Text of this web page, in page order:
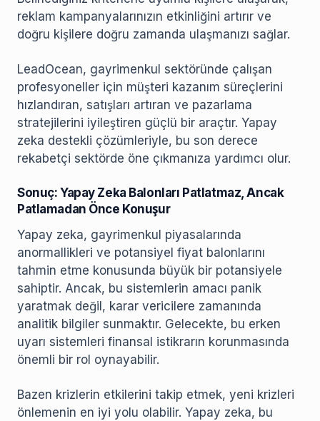
reklam kampanyalarınızın etkinliğini artırır ve
doğru kişilere doğru zamanda ulaşmanızı sağlar.
LeadOcean, gayrimenkul sektöründe çalışan
profesyoneller için müşteri kazanım süreçlerini
hızlandıran, satışları artıran ve pazarlama
stratejilerini iyileştiren güçlü bir araçtır. Yapay
zeka destekli çözümleriyle, bu son derece
rekabetçi sektörde öne çıkmanıza yardımcı olur.
Sonuç: Yapay Zeka Balonları Patlatmaz, Ancak
Patlamadan Önce Konuşur
Yapay zeka, gayrimenkul piyasalarında
anormallikleri ve potansiyel fiyat balonlarını
tahmin etme konusunda büyük bir potansiyele
sahiptir. Ancak, bu sistemlerin amacı panik
yaratmak değil, karar vericilere zamanında
analitik bilgiler sunmaktır. Gelecekte, bu erken
uyarı sistemleri finansal istikrarın korunmasında
önemli bir rol oynayabilir.
Bazen krizlerin etkilerini takip etmek, yeni krizleri
önlemenin en iyi yolu olabilir. Yapay zeka, bu